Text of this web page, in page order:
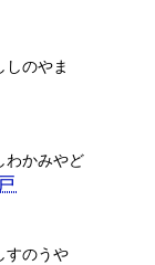
しのやま
わかみやど
すのうや